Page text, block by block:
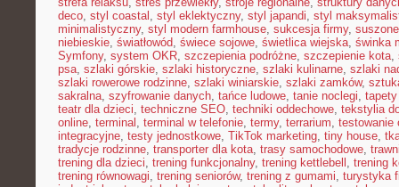
deco, styl coastal , styl eklektyczny, styl japandi, styl
minimalistyczny, styl modern farmhouse, sukcesja firmy,
niebieskie, światłowód, świece sojowe, świetlica wiejska, świnka
Symfony, system OKR, szczepienia podróżne, szczepienie kota,
psa, szlaki górskie, szlaki historyczne, szlaki kulinarne, szlaki
szlaki rowerowe rodzinne, szlaki winiarskie, szlaki zamków,
sakralna, szyfrowanie danych, tańce ludowe, tanie noclegi,
teatr dla dzieci, techniczne SEO, techniki oddechowe, tekstylia
online, terminal , terminal w telefonie, termy, terrarium, testowanie
integracyjne, testy jednostkowe, TikTok marketing, tiny house,
tradycje rodzinne, transporter dla kota, trasy samochodowe,
trening dla dzieci, trening funkcjonalny, trening kettlebell , trening
trening równowagi, trening seniorów, trening z gumami, turystyka